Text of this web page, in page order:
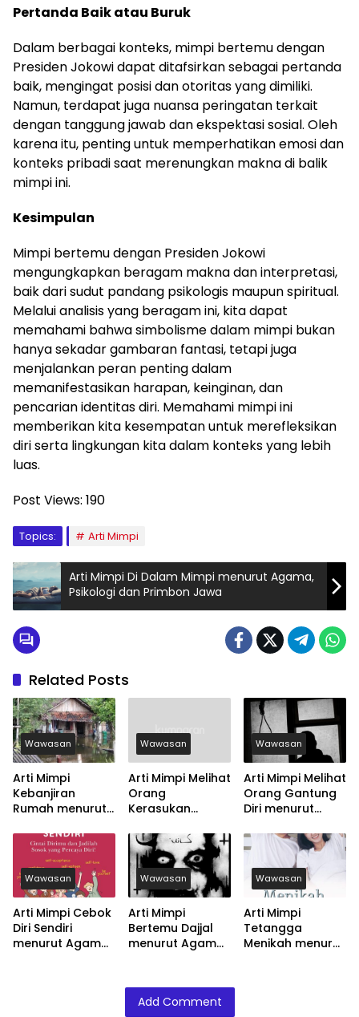
Pertanda Baik atau Buruk
Dalam berbagai konteks, mimpi bertemu dengan
Presiden Jokowi dapat ditafsirkan sebagai pertanda
baik, mengingat posisi dan otoritas yang dimiliki.
Namun, terdapat juga nuansa peringatan terkait
dengan tanggung jawab dan ekspektasi sosial. Oleh
karena itu, penting untuk memperhatikan emosi dan
konteks pribadi saat merenungkan makna di balik
mimpi ini.
Kesimpulan
Mimpi bertemu dengan Presiden Jokowi
mengungkapkan beragam makna dan interpretasi,
baik dari sudut pandang psikologis maupun spiritual.
Melalui analisis yang beragam ini, kita dapat
memahami bahwa simbolisme dalam mimpi bukan
hanya sekadar gambaran fantasi, tetapi juga
menjalankan peran penting dalam
memanifestasikan harapan, keinginan, dan
pencarian identitas diri. Memahami mimpi ini
memberikan kita kesempatan untuk merefleksikan
diri serta lingkungan kita dalam konteks yang lebih
luas.
Post Views: 190
Topics: Arti Mimpi
Arti Mimpi Di Dalam Mimpi menurut Agama,
Psikologi dan Primbon Jawa
Related Posts
Wawasan
Arti Mimpi
Kebanjiran
Rumah menurut
dan Primbon
Jawa
Wawasan
Arti Mimpi Melihat
Orang
Kerasukan
Psikologi dan
Primbon Jawa
Wawasan
Arti Mimpi Melihat
Orang Gantung
Diri menurut
dan Primbon
Jawa
Wawasan
Arti Mimpi Cebok
Diri Sendiri
menurut Agama,
Wawasan
Arti Mimpi
Bertemu Dajjal
menurut Agama,
Wawasan
Arti Mimpi
Tetangga
Menikah menurut
Add Comment